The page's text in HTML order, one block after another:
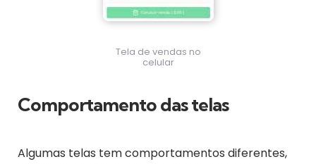
Tela de vendas no
celular
Comportamento das telas
Algumas telas tem comportamentos diferentes,